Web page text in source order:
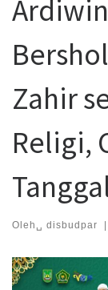
Zahir
Religi,
Oleh␣ disbudpar |